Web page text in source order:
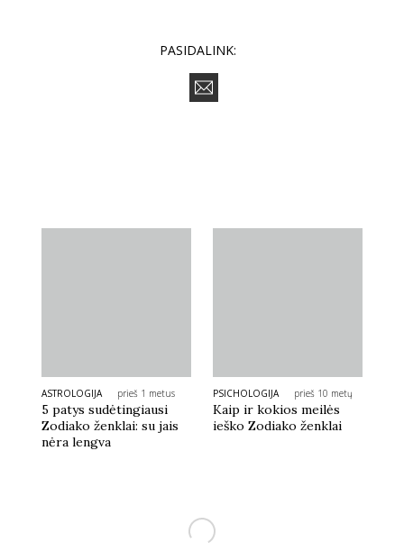
PASIDALINK:
ASTROLOGIJA prieš 1 metus
5 patys sudėtingiausi
Zodiako ženklai: su jais
nėra lengva
PSICHOLOGIJA prieš 10 metų
Kaip ir kokios meilės
ieško Zodiako ženklai